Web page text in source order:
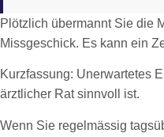
Plötzlich übermannt Sie die
Missgeschick. Es kann ein
Kurzfassung: Unerwartetes
ärztlicher Rat sinnvoll ist.
Wenn Sie regelmässig